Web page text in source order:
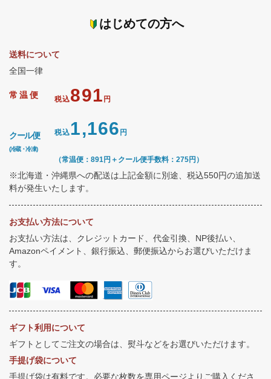
はじめての方へ
送料について
全国一律
常温便 税込891 円
クール便
(冷蔵・冷凍)
税込1,166 円
（常温便：891円＋クール便手数料：275円）
※北海道・沖縄県への配送は上記金額に別途、税込550円の追加送
料が発生いたします。
お支払い方法について
お支払い方法は、クレジットカード、代金引換、NP後払い、
Amazonペイメント、銀行振込、郵便振込からお選びいただけま
す。
ギフト利用について
ギフトとしてご注文の場合は、熨斗などをお選びいただけます。
手提げ袋について
手提げ袋は有料です。必要な枚数を専用ページよりご購入くださ